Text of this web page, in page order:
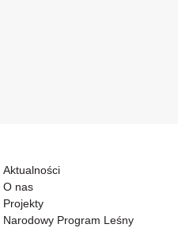
Aktualności
O nas
Projekty
Narodowy Program Leśny